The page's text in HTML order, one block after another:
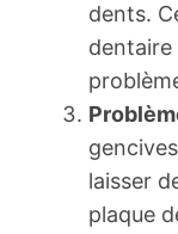
dents.
dentaire
laisser
plaque